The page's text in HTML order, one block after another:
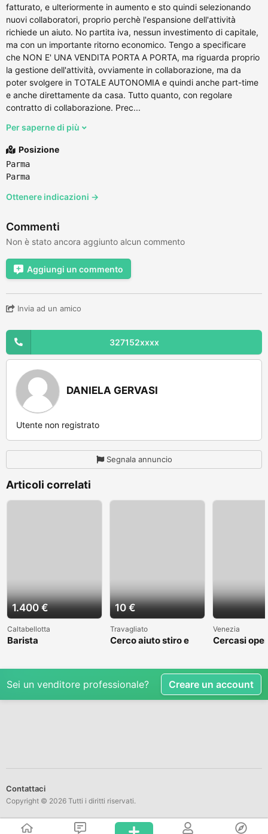
fatturato, e ulteriormente in aumento e sto quindi selezionando
nuovi collaboratori, proprio perchè l'espansione dell'attività
richiede un aiuto. No partita iva, nessun investimento di capitale,
ma con un importante ritorno economico. Tengo a specificare
che NON E' UNA VENDITA PORTA A PORTA, ma riguarda proprio
la gestione dell'attività, ovviamente in collaborazione, ma da
poter svolgere in TOTALE AUTONOMIA e quindi anche part-time
e anche direttamente da casa. Tutto quanto, con regolare
contratto di collaborazione. Prec...
Per saperne di più
Posizione
Parma
Parma
Ottenere indicazioni →
Commenti
Non è stato ancora aggiunto alcun commento
Aggiungi un commento
Invia ad un amico
327152xxxx
DANIELA GERVASI
Utente non registrato
Segnala annuncio
Articoli correlati
1.400 €
Caltabellotta
Barista
10 €
Travagliato
Cerco aiuto stiro e
Venezia
Cercasi
Sei un venditore professionale? Creare un account
Contattaci
Copyright © 2026 Tutti i diritti riservati.